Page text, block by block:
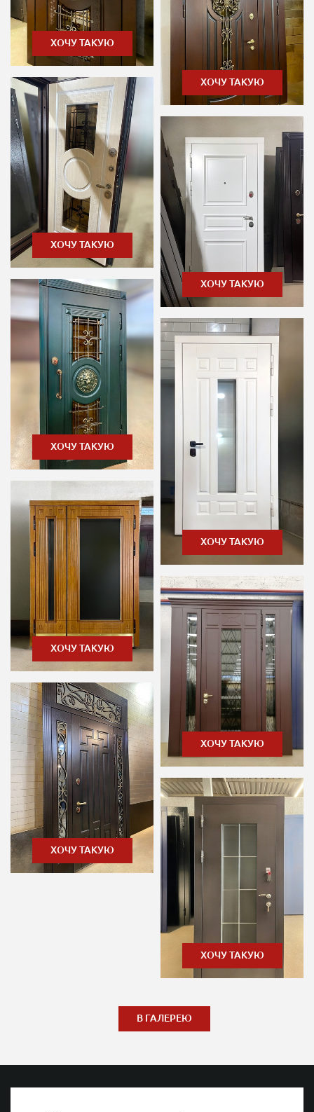
ХОЧУ ТАКУЮ
ХОЧУ ТАКУЮ
ХОЧУ ТАКУЮ
ХОЧУ ТАКУЮ
ХОЧУ ТАКУЮ
ХОЧУ ТАКУЮ
ХОЧУ ТАКУЮ
ХОЧУ ТАКУЮ
ХОЧУ ТАКУЮ
ХОЧУ ТАКУЮ
В ГАЛЕРЕЮ